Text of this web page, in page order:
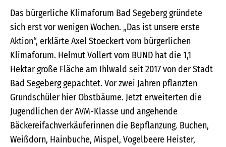
Das bürgerliche Klimaforum Bad Segeberg gründete
sich erst vor wenigen Wochen. „Das ist unsere erste
Aktion“, erklärte Axel Stoeckert vom bürgerlichen
Klimaforum. Helmut Vollert vom BUND hat die 1,1
Hektar große Fläche am Ihlwald seit 2017 von der Stadt
Bad Segeberg gepachtet. Vor zwei Jahren pflanzten
Grundschüler hier Obstbäume. Jetzt erweiterten die
Jugendlichen der AVM-Klasse und angehende
Bäckereifachverkäuferinnen die Bepflanzung. Buchen,
Weißdorn, Hainbuche, Mispel, Vogelbeere Heister,